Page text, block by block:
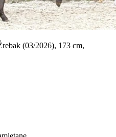
(03/2026), 173 cm,